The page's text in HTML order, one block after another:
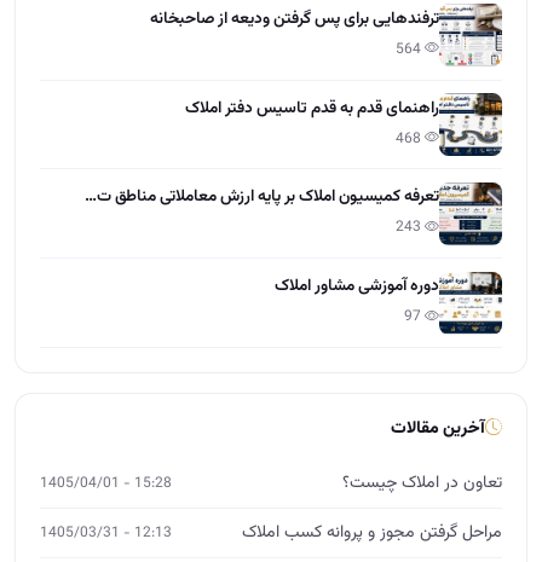
ترفندهایی برای پس گرفتن ودیعه از صاحبخانه
راهنمای قدم به قدم تاسیس دفتر املاک
تعرفه کمیسیون املاک بر پایه ارزش معاملاتی مناطق ت…
دوره آموزشی مشاور املاک
آخرین مقالات
تعاون در املاک چیست؟ 15:28 - 1405/04/01
مراحل گرفتن مجوز و پروانه کسب املاک 12:13 - 1405/03/31